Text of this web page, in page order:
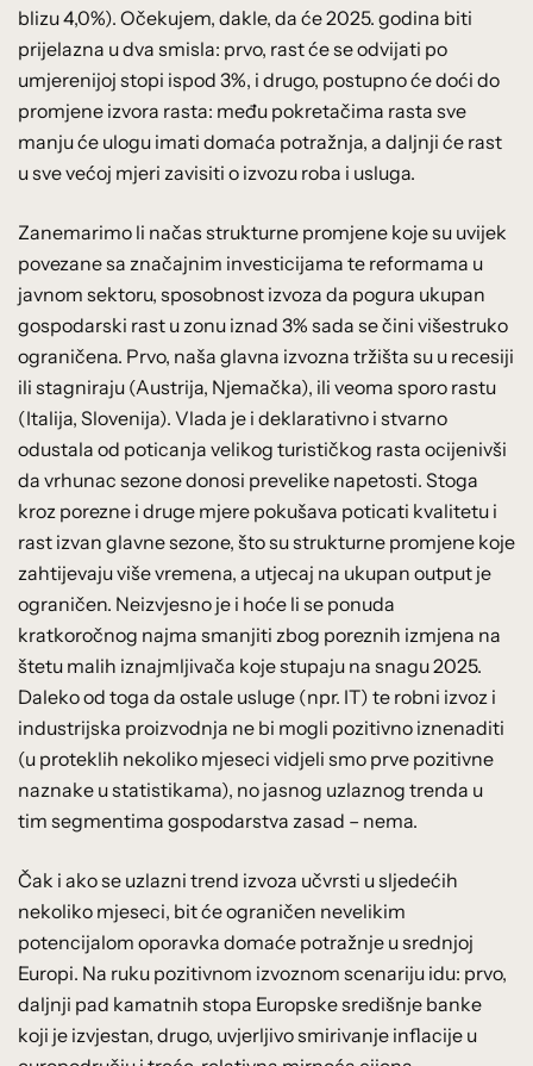
blizu 4,0%). Očekujem, dakle, da će 2025. godina biti
prijelazna u dva smisla: prvo, rast će se odvijati po
umjerenijoj stopi ispod 3%, i drugo, postupno će doći do
promjene izvora rasta: među pokretačima rasta sve
manju će ulogu imati domaća potražnja, a daljnji će rast
u sve većoj mjeri zavisiti o izvozu roba i usluga.
Zanemarimo li načas strukturne promjene koje su uvijek
povezane sa značajnim investicijama te reformama u
javnom sektoru, sposobnost izvoza da pogura ukupan
gospodarski rast u zonu iznad 3% sada se čini višestruko
ograničena. Prvo, naša glavna izvozna tržišta su u recesiji
ili stagniraju (Austrija, Njemačka), ili veoma sporo rastu
(Italija, Slovenija). Vlada je i deklarativno i stvarno
odustala od poticanja velikog turističkog rasta ocijenivši
da vrhunac sezone donosi prevelike napetosti. Stoga
kroz porezne i druge mjere pokušava poticati kvalitetu i
rast izvan glavne sezone, što su strukturne promjene koje
zahtijevaju više vremena, a utjecaj na ukupan output je
ograničen. Neizvjesno je i hoće li se ponuda
kratkoročnog najma smanjiti zbog poreznih izmjena na
štetu malih iznajmljivača koje stupaju na snagu 2025.
Daleko od toga da ostale usluge (npr. IT) te robni izvoz i
industrijska proizvodnja ne bi mogli pozitivno iznenaditi
(u proteklih nekoliko mjeseci vidjeli smo prve pozitivne
naznake u statistikama), no jasnog uzlaznog trenda u
tim segmentima gospodarstva zasad – nema.
Čak i ako se uzlazni trend izvoza učvrsti u sljedećih
nekoliko mjeseci, bit će ograničen nevelikim
potencijalom oporavka domaće potražnje u srednjoj
Europi. Na ruku pozitivnom izvoznom scenariju idu: prvo,
daljnji pad kamatnih stopa Europske središnje banke
koji je izvjestan, drugo, uvjerljivo smirivanje inflacije u